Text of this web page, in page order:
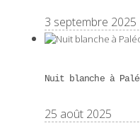
3 septembre 2025
Nuit blanche à
25 août 2025